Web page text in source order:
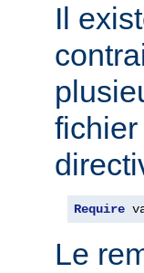
Il
Require
Le